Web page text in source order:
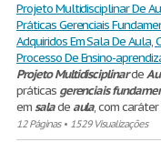
Projeto Multidisciplinar De
Práticas Gerenciais
Adquiridos Em Sala De
Processo De Ensino-
Projeto Multidisciplinarde
práticas gerenciais
emsaladeaula, com
12 Páginas• 1529 Visualizações